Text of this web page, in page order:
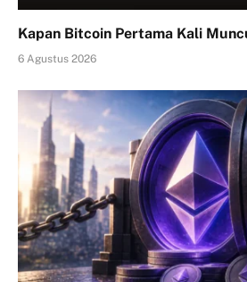
Kapan Bitcoin Pertama Kali
6 Agustus 2026